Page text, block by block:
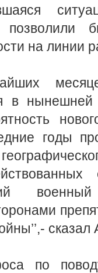
на линии
в
годы
по